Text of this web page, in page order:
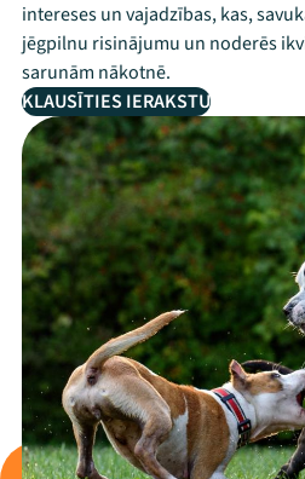
intereses un vajadzības, kas,
jēgpilnu risinājumu un noderēs
sarunām nākotnē.
KLAUSĪTIES IERAKSTU